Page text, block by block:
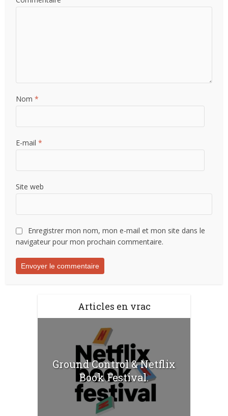
Nom*
E-mail*
Site web
Enregistrer mon nom, mon e-mail et mon site dans le
navigateur pour mon prochain commentaire.
Articles en vrac
Ground Control & Netflix
Book Festival.